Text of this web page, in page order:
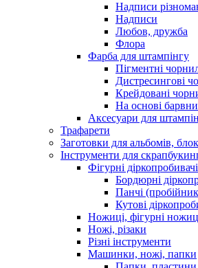
Надписи
Надписи
Любов, дружба
Флора
Фарба для штампінгу
Пігментні
Дистресингові
Крейдовані
На основі
Аксесуари для
Трафарети
Заготовки для альбомів,
Інструменти для
Фігурні діркопробивачі
Бордюрні
Панчі
Кутові
Ножиці, фігурні
Ножі, різаки
Різні інструменти
Машинки, ножі, папки